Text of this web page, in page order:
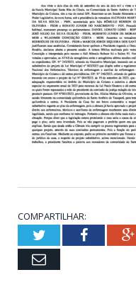
COMPARTILHAR:
TwitterFacebook
Email